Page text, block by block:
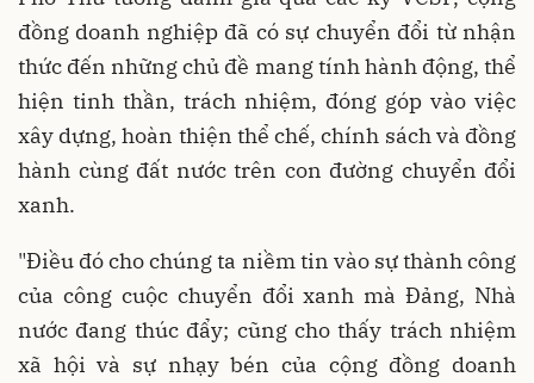
đồng doanh nghiệp đã có sự chuyển đổi từ nhận
thức đến những chủ đề mang tính hành động, thể
hiện tinh thần, trách nhiệm, đóng góp vào việc
xây dựng, hoàn thiện thể chế, chính sách và đồng
hành cùng đất nước trên con đường chuyển đổi
xanh.
"Điều đó cho chúng ta niềm tin vào sự thành công
của công cuộc chuyển đổi xanh mà Đảng, Nhà
nước đang thúc đẩy; cũng cho thấy trách nhiệm
xã hội và sự nhạy bén của cộng đồng doanh